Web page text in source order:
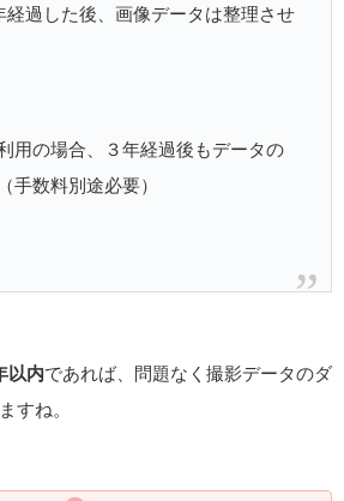
経過した後、画像データは整理させ
用の場合、３年経過後もデータの
手数料別途必要）
以内であれば、問題なく撮影データのダ
すね。